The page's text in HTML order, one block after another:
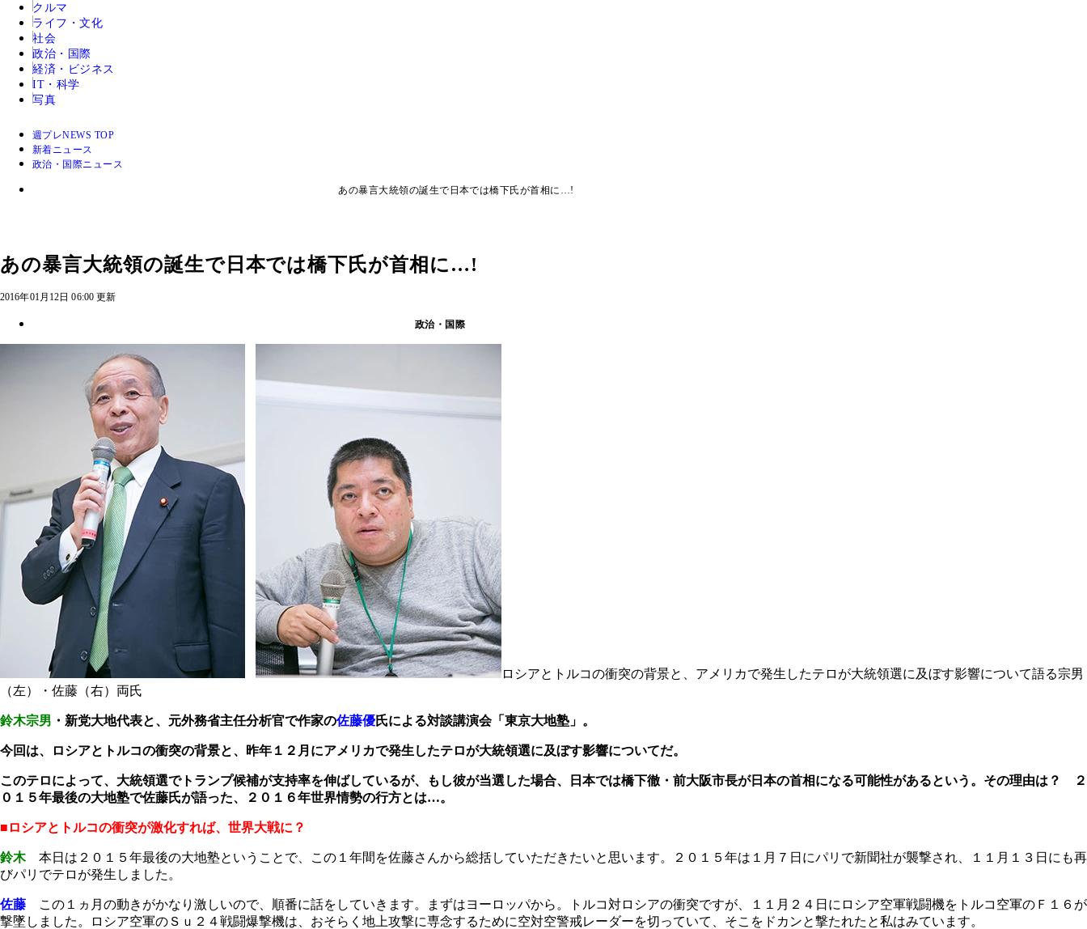
クルマ
ライフ・文化
社会
政治・国際
経済・ビジネス
IT・科学
写真
週プレNEWS TOP
新着ニュース
政治・国際ニュース
あの暴言大統領の誕生で日本では橋下氏が首相に…!
あの暴言大統領の誕生で日本では橋下氏が首相に…!
2016年01月12日 06:00 更新
政治・国際
ロシアとトルコの衝突の背景と、アメリカで発生したテロが大統領選に及ぼす影響について語る宗男
（左）・佐藤（右）両氏
鈴木宗男 ・新党大地代表と、元外務省主任分析官で作家の佐藤優氏による対談講演会「東京大地塾」。
今回は、ロシアとトルコの衝突の背景と、昨年１２月にアメリカで発生したテロが大統領選に及ぼす影響についてだ。
このテロによって、大統領選でトランプ候補が支持率を伸ばしているが、もし彼が当選した場合、日本では橋下徹・前大阪市長が日本の首相になる可能性があるという。その理由は？ ２
０１５年最後の大地塾で佐藤氏が語った、２０１６年世界情勢の行方とは…。
■ロシアとトルコの衝突が激化すれば、世界大戦に？
鈴木本日は２０１５年最後の大地塾ということで、この１年間を佐藤さんから総括していただきたいと思います。２０１５年は１月７日にパリで新聞社が襲撃され、１１月１３日にも再
びパリでテロが発生しました。
佐藤 この１ヵ月の動きがかなり激しいので、順番に話をしていきます。まずはヨーロッパから。トルコ対ロシアの衝突ですが、１１月２４日にロシア空軍戦闘機をトルコ空軍のＦ１６が
撃墜しました。ロシア空軍のＳｕ２４戦闘爆撃機は、おそらく地上攻撃に専念するために空対空警戒レーダーを切っていて、そこをドカンと撃たれたと私はみています。